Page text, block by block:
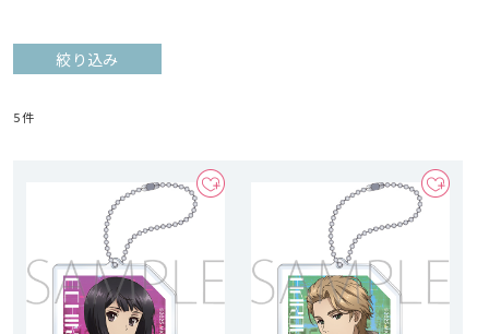
絞り込み
5件